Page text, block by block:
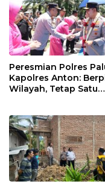
Peresmian Polres
Kapolres Anton:
Wilayah, Tetap Satu